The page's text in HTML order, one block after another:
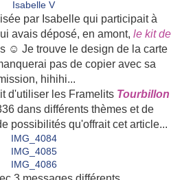
par Isabelle qui participait à
avais déposé, en amont, le kit de
☺ Je trouve le design de la carte
pas de copier avec sa
hihihi...
d'utiliser les Framelits Tourbillon
dans différents thèmes et de
possibilités qu'offrait cet article...